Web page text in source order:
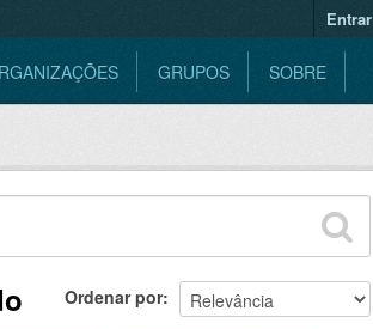
Entrar
GRUPOS SOBRE
Ordenar por